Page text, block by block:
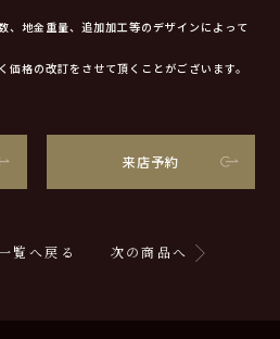
、地金重量、追加加工等のデザインによって
格の改訂をさせて頂くことがございます。
来店予約
覧へ戻る 次の商品へ